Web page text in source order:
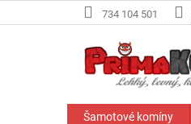
na
734 104 501
Šamotové komíny